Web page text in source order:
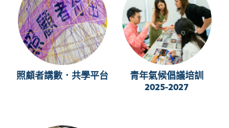
照顧者講數．共學平台
青年氣候倡議培訓
2025-2027